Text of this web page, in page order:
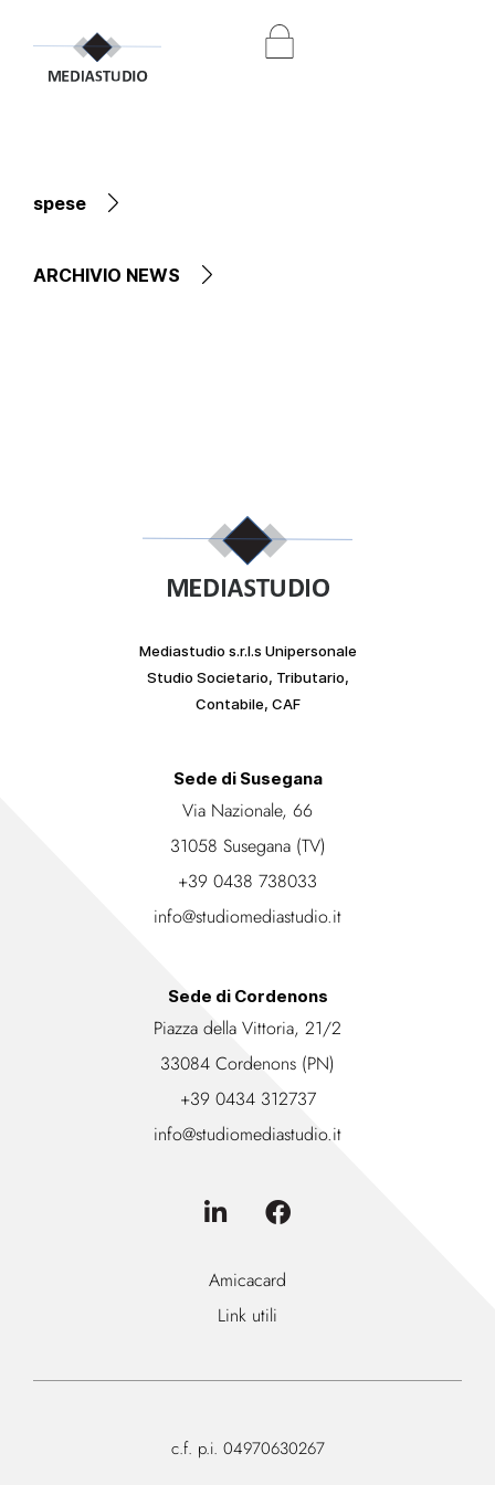
spese
ARCHIVIO NEWS
Mediastudio s.r.l.s Unipersonale
Studio Societario, Tributario,
Contabile, CAF
Sede di Susegana
Via Nazionale, 66
31058 Susegana (TV)
+39 0438 738033
info@studiomediastudio.it
Sede di Cordenons
Piazza della Vittoria, 21/2
33084 Cordenons (PN)
+39 0434 312737
info@studiomediastudio.it
Amicacard
Link utili
c.f. p.i. 04970630267